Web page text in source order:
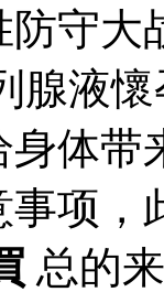
防守
腺液
体
项，
总的